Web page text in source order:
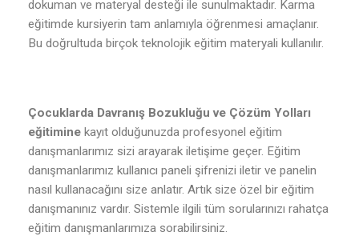
dokuman ve materyal desteği ile sunulmaktadır. Karma
eğitimde kursiyerin tam anlamıyla öğrenmesi amaçlanır.
Bu doğrultuda birçok teknolojik eğitim materyali kullanılır.
Çocuklarda Davranış Bozukluğu ve Çözüm Yolları
eğitimine kayıt olduğunuzda profesyonel eğitim
danışmanlarımız sizi arayarak iletişime geçer. Eğitim
danışmanlarımız kullanıcı paneli şifrenizi iletir ve panelin
nasıl kullanacağını size anlatır. Artık size özel bir eğitim
danışmanınız vardır. Sistemle ilgili tüm sorularınızı rahatça
eğitim danışmanlarımıza sorabilirsiniz.